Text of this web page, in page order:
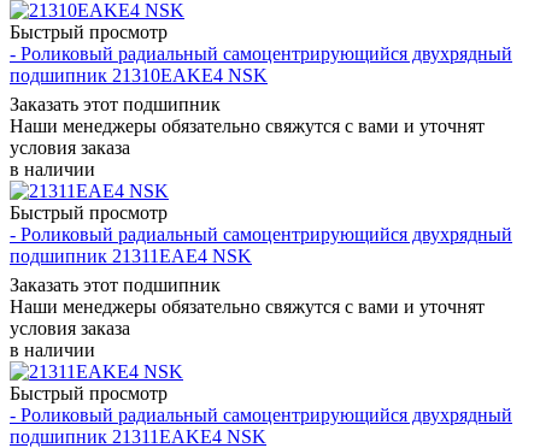
Быстрый просмотр
- Роликовый радиальный самоцентрирующийся двухрядный
подшипник 21310EAKE4 NSK
Заказать этот подшипник
Наши менеджеры обязательно свяжутся с вами и уточнят
условия заказа
в наличии
Быстрый просмотр
- Роликовый радиальный самоцентрирующийся двухрядный
подшипник 21311EAE4 NSK
Заказать этот подшипник
Наши менеджеры обязательно свяжутся с вами и уточнят
условия заказа
в наличии
Быстрый просмотр
- Роликовый радиальный самоцентрирующийся двухрядный
подшипник 21311EAKE4 NSK